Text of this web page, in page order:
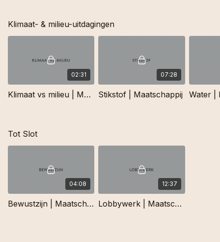
Klimaat- & milieu-uitdagingen
02:31
Klimaat vs milieu | Maatschappij
07:28
Stikstof | Maatschappij Water |
Tot Slot
04:08
Bewustzijn | Maatschappij
12:37
Lobbywerk | Maatschappij